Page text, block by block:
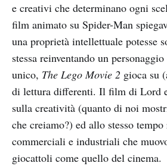
e creativi che determinano ogni
film animato su Spider-Man
una proprietà intellettuale potesse
stessa reinventando un
unico, The Lego Movie 2 gioca su
di lettura differenti. Il film di Lord
sulla creatività (quanto di noi
che creiamo?) ed allo stesso
commerciali e industriali che
giocattoli come quello del cinema.